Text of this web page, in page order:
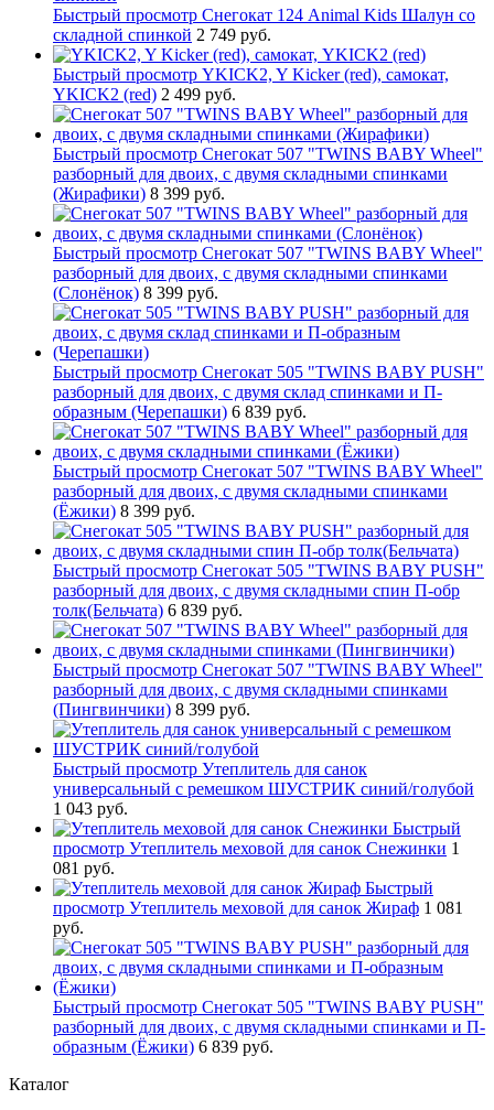
Быстрый просмотр Снегокат 124 Animal Kids Шалун со
складной спинкой 2 749 руб.
Быстрый просмотр YKICK2, Y Kicker (red), самокат,
YKICK2 (red) 2 499 руб.
Быстрый просмотр Снегокат 507 "TWINS BABY Wheel"
разборный для двоих, с двумя складными спинками
(Жирафики) 8 399 руб.
Быстрый просмотр Снегокат 507 "TWINS BABY Wheel"
разборный для двоих, с двумя складными спинками
(Слонёнок) 8 399 руб.
Быстрый просмотр Снегокат 505 "TWINS BABY PUSH"
разборный для двоих, с двумя склад спинками и П-
образным (Черепашки) 6 839 руб.
Быстрый просмотр Снегокат 507 "TWINS BABY Wheel"
разборный для двоих, с двумя складными спинками
(Ёжики) 8 399 руб.
Быстрый просмотр Снегокат 505 "TWINS BABY PUSH"
разборный для двоих, с двумя складными спин П-обр
толк(Бельчата) 6 839 руб.
Быстрый просмотр Снегокат 507 "TWINS BABY Wheel"
разборный для двоих, с двумя складными спинками
(Пингвинчики) 8 399 руб.
Быстрый просмотр Утеплитель для санок
универсальный с ремешком ШУСТРИК синий/голубой
1 043 руб.
Быстрый
просмотр Утеплитель меховой для санок Снежинки 1
081 руб.
Быстрый
просмотр Утеплитель меховой для санок Жираф 1 081
руб.
Быстрый просмотр Снегокат 505 "TWINS BABY PUSH"
разборный для двоих, с двумя складными спинками и П-
образным (Ёжики) 6 839 руб.
Каталог